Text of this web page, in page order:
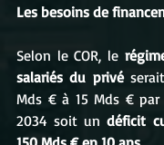
Les besoins de
Selon le COR, le
salariés du privé
Mds € à 15 Mds €
2034 soit un déficit